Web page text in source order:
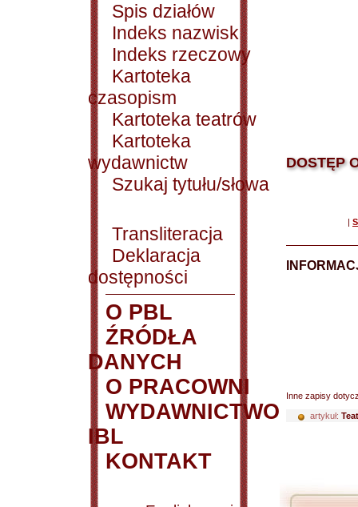
Spis działów
Indeks nazwisk
Indeks rzeczowy
Kartoteka
czasopism
Kartoteka teatrów
Kartoteka
wydawnictw
Szukaj tytułu/słowa
Transliteracja
Deklaracja
dostępności
O PBL
ŹRÓDŁA
DANYCH
O PRACOWNI
WYDAWNICTWO
IBL
KONTAKT
DOSTĘP
|
Inne zapisy
artykuł: